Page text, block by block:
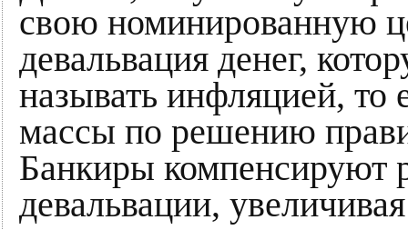
свою номинированную
девальвация денег,
называть инфляцией, то
массы по решению
Банкиры компенсируют
девальвации,